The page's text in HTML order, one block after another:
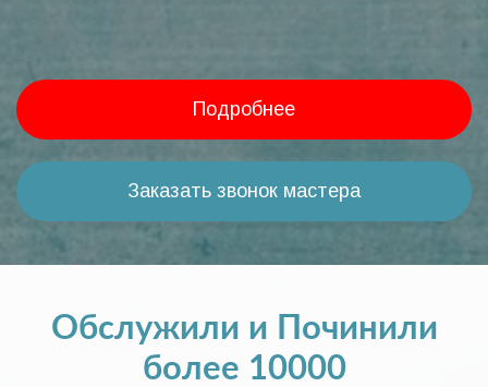
Подробнее
Заказать звонок мастера
Обслужили и Починили
более 10000